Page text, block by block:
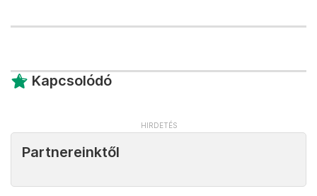
Kapcsolódó
Partnereinktől